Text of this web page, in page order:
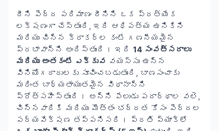
దీని పెద్ద పరిమాణం దీనిని ఒక ప్రత్యేక
లక్షణంగా చేస్తుంది, ఇది ఆధిపత్య ఉనికిని
మరియు చిన్న క్రాకర్ల కంటే గణనీయమైన
ప్రభావాన్ని అందిస్తుంది। ఇది 14 సంవత్సరాలు
మరియు అంతకంటే ఎక్కువ వయస్సు ఉన్న
వినియోగదారులకు సూచించబడుతుంది, బాణసంచాకు
మరింత బాధ్యతాయుతమైన విధానాన్ని
ప్రోత్సహిస్తుంది। అన్ని పేలుడు పదార్థాల వలె,
చిన్నవారికి మరియు మొత్తం భద్రత కోసం పెద్దల
పర్యవేక్షణ తప్పనిసరి। ప్రతి ప్యాక్‌లో